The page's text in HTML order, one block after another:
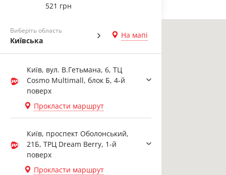
521 грн
Виберіть область
Київська
На мапі
Київ, вул. В.Гетьмана, 6, ТЦ
Cosmo Multimall, блок Б, 4-й
поверх
Прокласти маршрут
Київ, проспект Оболонський,
21Б, ТРЦ Dream Berry, 1-й
поверх
Прокласти маршрут